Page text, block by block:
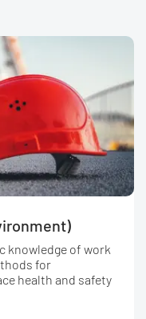
knowledge of work
for
health and safety